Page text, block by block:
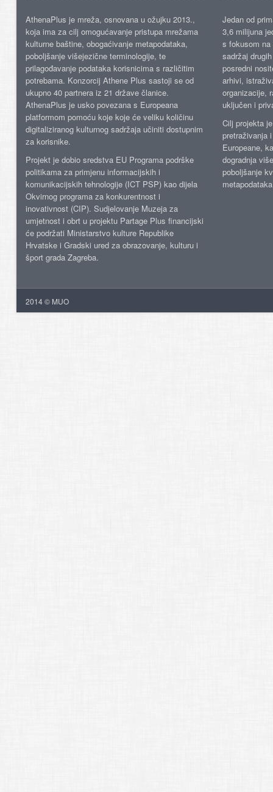
AthenaPlus je mreža, osnovana u ožujku 2013.,
koja ima za cilj omogućavanje pristupa mrežama
kulturne baštine, obogaćivanje metapodataka,
poboljšanje višejezične terminologije, te
prilagođavanje podataka korisnicima s različitim
potrebama. Konzorcij Athene Plus sastoji se od
ukupno 40 partnera iz 21 države članice.
AthenaPlus je usko povezana s Europeana
platformom pomoću koje koje će veliku količinu
digitaliziranog kulturnog sadržaja učiniti dostupnim
za korisnike.
Projekt je dobio sredstva EU Programa podrške
politikama za primjenu informacijskih i
komunikacijskih tehnologije (ICT PSP) kao dijela
Okvirnog programa za konkurentnost i
inovativnost (CIP). Sudjelovanje Muzeja za
umjetnost i obrt u projektu Partage Plus financijski
će podržati Ministarstvo kulture Republike
Hrvatske i Gradski ured za obrazovanje, kulturu i
šport grada Zagreba.
Jedan od
3,6 milijuna
s fokusom
sadržaj
posredni
arhivi,
organizacije,
uključen i
Cilj projekta
pretraživanja
Europeane,
dogradnja
poboljšanje
2014 © MUO